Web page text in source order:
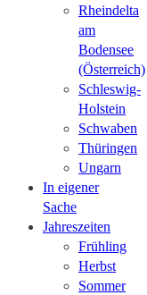
Rheindelta
am
Bodensee
(Österreich)
Schleswig-
Holstein
Schwaben
Thüringen
Ungarn
In eigener
Sache
Jahreszeiten
Frühling
Herbst
Sommer